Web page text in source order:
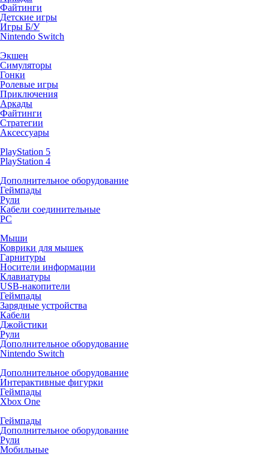
Файтинги
Детские игры
Игры Б/У
Nintendo Switch
Экшен
Симуляторы
Гонки
Ролевые игры
Приключения
Аркады
Файтинги
Стратегии
Аксессуары
PlayStation 5
PlayStation 4
Дополнительное оборудование
Геймпады
Рули
Кабели соединительные
PC
Мыши
Коврики для мышек
Гарнитуры
Носители информации
Клавиатуры
USB-накопители
Геймпады
Зарядные устройства
Кабели
Джойстики
Рули
Дополнительное оборудование
Nintendo Switch
Дополнительное оборудование
Интерактивные фигурки
Геймпады
Xbox One
Геймпады
Дополнительное оборудование
Рули
Мобильные